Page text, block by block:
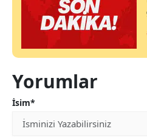
Yorumlar
İsim*